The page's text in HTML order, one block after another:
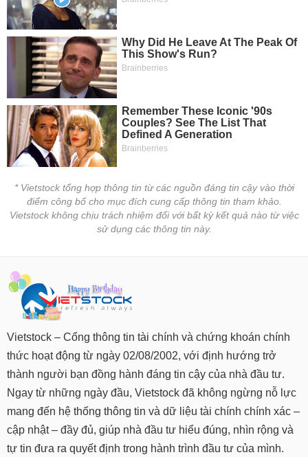
* Vietstock tổng hợp thông tin từ các nguồn đáng tin cậy vào thời
điểm công bố cho mục đích cung cấp thông tin tham khảo.
Vietstock không chịu trách nhiệm đối với bất kỳ kết quả nào từ việc
sử dụng các thông tin này.
Vietstock – Cổng thông tin tài chính và chứng khoán chính
thức hoạt động từ ngày 02/08/2002, với định hướng trở
thành người bạn đồng hành đáng tin cậy của nhà đầu tư.
Ngay từ những ngày đầu, Vietstock đã không ngừng nỗ lực
mang đến hệ thống thông tin và dữ liệu tài chính chính xác –
cập nhật – đầy đủ, giúp nhà đầu tư hiểu đúng, nhìn rộng và
tự tin đưa ra quyết định trong hành trình đầu tư của mình.